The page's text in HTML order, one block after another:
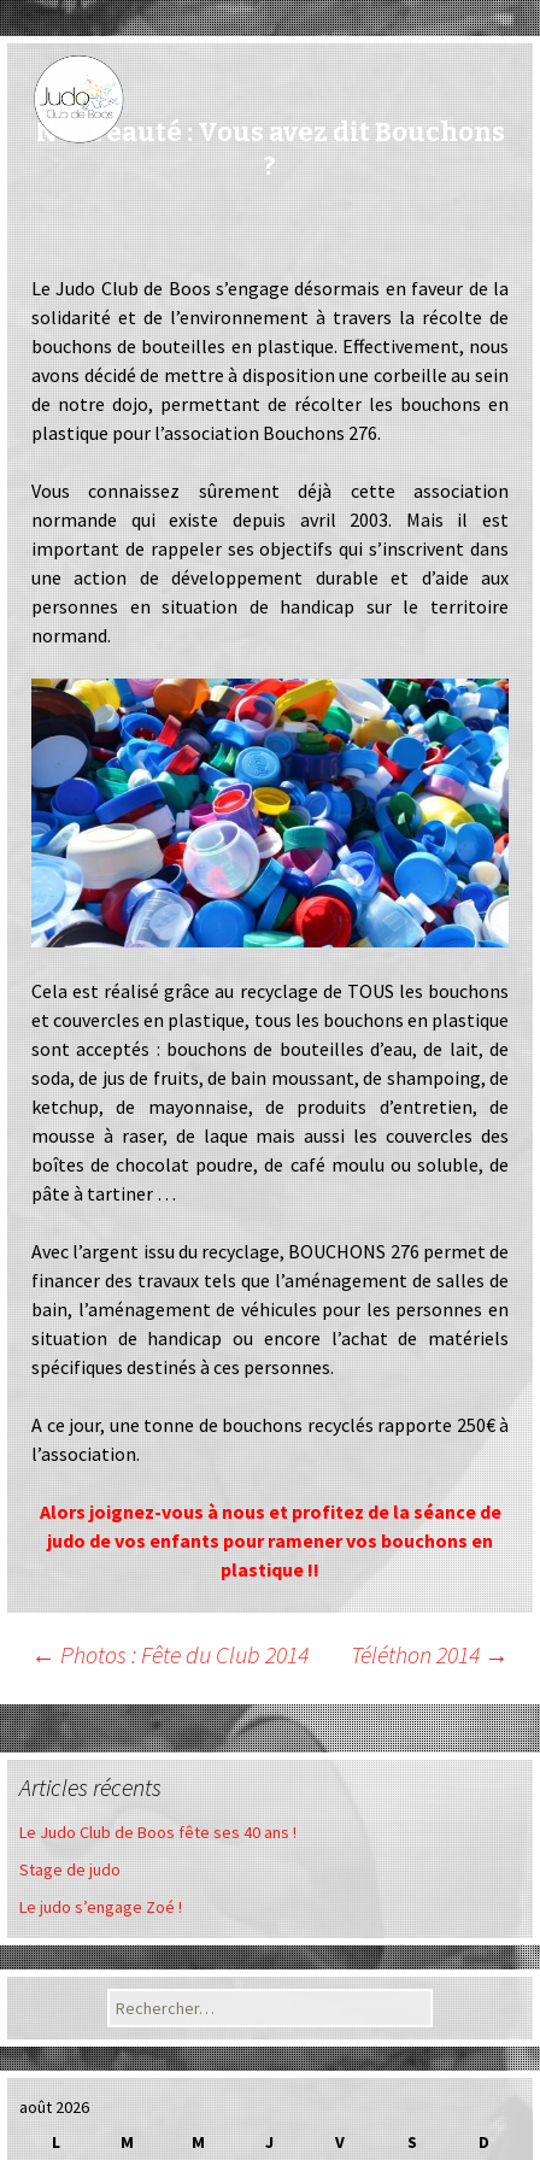
Nouveauté : Vous avez dit Bouchons
?
Le Judo Club de Boos s’engage désormais en faveur de la
solidarité et de l’environnement à travers la récolte de
bouchons de bouteilles en plastique. Effectivement, nous
avons décidé de mettre à disposition une corbeille au sein
de notre dojo, permettant de récolter les bouchons en
plastique pour l’association Bouchons 276.
Vous connaissez sûrement déjà cette association
normande qui existe depuis avril 2003. Mais il est
important de rappeler ses objectifs qui s’inscrivent dans
une action de développement durable et d’aide aux
personnes en situation de handicap sur le territoire
normand.
Cela est réalisé grâce au recyclage de TOUS les bouchons
et couvercles en plastique, tous les bouchons en plastique
sont acceptés : bouchons de bouteilles d’eau, de lait, de
soda, de jus de fruits, de bain moussant, de shampoing, de
ketchup, de mayonnaise, de produits d’entretien, de
mousse à raser, de laque mais aussi les couvercles des
boîtes de chocolat poudre, de café moulu ou soluble, de
pâte à tartiner …
Avec l’argent issu du recyclage, BOUCHONS 276 permet de
financer des travaux tels que l’aménagement de salles de
bain, l’aménagement de véhicules pour les personnes en
situation de handicap ou encore l’achat de matériels
spécifiques destinés à ces personnes.
A ce jour, une tonne de bouchons recyclés rapporte 250€ à
l’association.
Alors joignez-vous à nous et profitez de la séance de
judo de vos enfants pour ramener vos bouchons en
plastique !!
Navigation
des
articles
← Photos : Fête du Club 2014 Téléthon 2014 →
Articles récents
Le Judo Club de Boos fête ses 40 ans !
Stage de judo
Le judo s’engage Zoé !
Rechercher :
août 2026
L
M M J V S D